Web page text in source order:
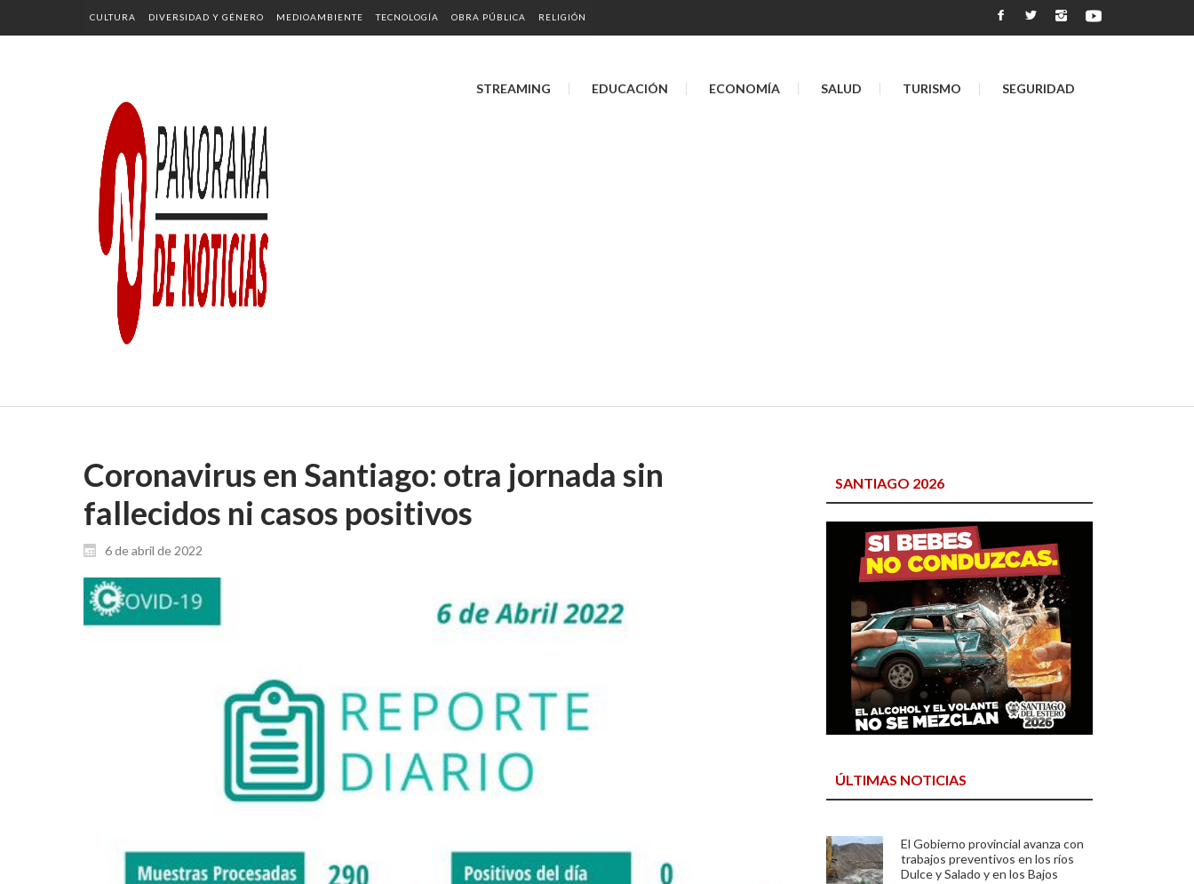
CULTURA DIVERSIDAD Y GÉNERO MEDIOAMBIENTE TECNOLOGÍA OBRA PÚBLICA RELIGIÓN
STREAMING EDUCACIÓN ECONOMÍA SALUD TURISMO SEGURIDAD
Coronavirus en Santiago: otra jornada sin
fallecidos ni casos positivos
6 de abril de 2022
SANTIAGO 2026
ÚLTIMAS NOTICIAS
El Gobierno provincial avanza con
trabajos preventivos en los ríos
Dulce y Salado y en los Bajos